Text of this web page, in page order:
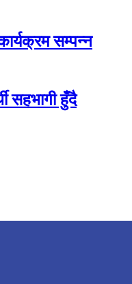
सम्पन्न
सहभागी हुँदै